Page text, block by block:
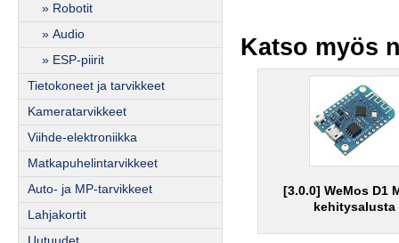
» Robotit
» Audio
» ESP-piirit
Tietokoneet ja tarvikkeet
Kameratarvikkeet
Viihde-elektroniikka
Matkapuhelintarvikkeet
Auto- ja MP-tarvikkeet
Lahjakortit
Katso myös
[3.0.0] WeMos D1
kehitysalusta